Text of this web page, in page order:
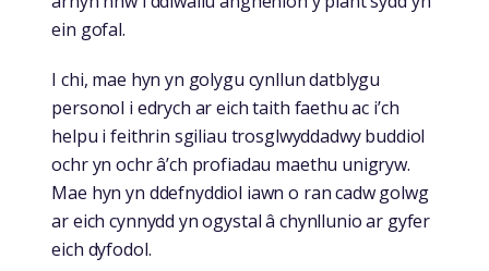
ein gofal.
I chi, mae hyn yn golygu cynllun datblygu
personol i edrych ar eich taith faethu ac i’ch
helpu i feithrin sgiliau trosglwyddadwy buddiol
ochr yn ochr â’ch profiadau maethu unigryw.
Mae hyn yn ddefnyddiol iawn o ran cadw golwg
ar eich cynnydd yn ogystal â chynllunio ar gyfer
eich dyfodol.